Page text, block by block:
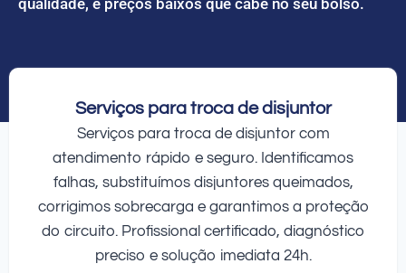
Serviços para troca de disjuntor
Serviços para troca de disjuntor com
atendimento rápido e seguro. Identificamos
falhas, substituímos disjuntores queimados,
corrigimos sobrecarga e garantimos a proteção
do circuito. Profissional certificado, diagnóstico
preciso e solução imediata 24h.